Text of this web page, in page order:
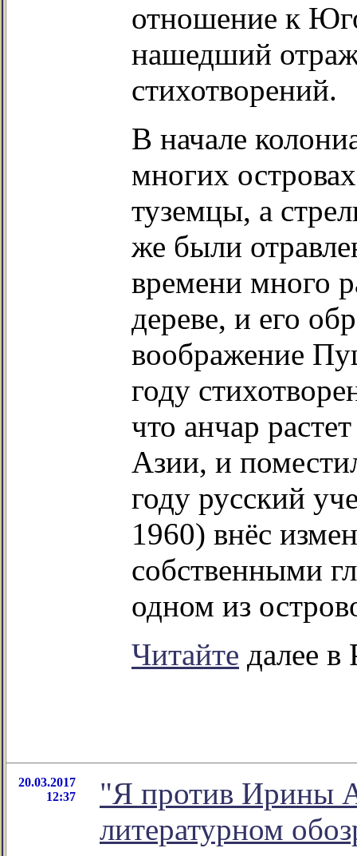
отношение к
нашедший
стихотворений.
В начале
многих
туземцы, а
же были
времени много
дереве, и его
воображение
году
что анчар
Азии, и
году русский
1960) внёс
собственными
одном из
Читайте далее в
20.03.2017
12:37
"Я против Ирины
литературном